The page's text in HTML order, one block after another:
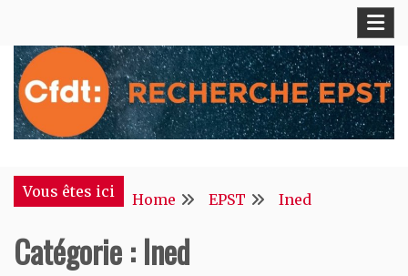
content
CFDT Recherche EPST
Vous êtes ici Home EPST Ined
Catégorie :Ined